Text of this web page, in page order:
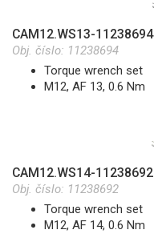
CAM12.WS13-11238694
Obj. číslo: 11238694
Torque wrench set
M12, AF 13, 0.6 Nm
CAM12.WS14-11238692
Obj. číslo: 11238692
Torque wrench set
M12, AF 14, 0.6 Nm